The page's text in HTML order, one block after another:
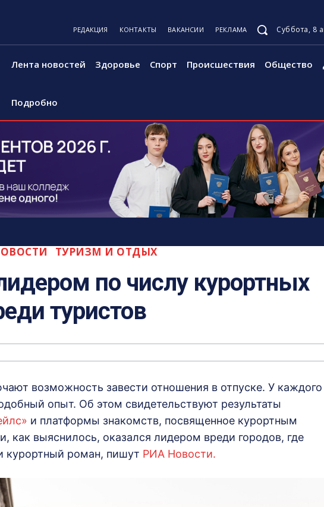
РЕДАКЦИЯ КОНТАКТЫ ВАКАНСИИ РЕКЛАМА Суббота, 8
Лента новостей Здоровье Спорт Происшествия Общество
Подробно
ТУРИЗМ И ОТДЫХ
по числу курортных
туристов
возможность завести отношения в отпуске. У каждого
опыт. Об этом свидетельствуют результаты
и платформы знакомств, посвященное курортным
как выяснилось, оказался лидером вреди городов, где
курортный роман, пишут РИА Новости.